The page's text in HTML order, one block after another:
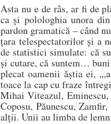
Asta nu e de râs, ar fi de
ca şi polologhia unora
pardon gramatică – când
ţara telespectatorilor şi a
de statistici simulate: că
şi cutare, că suntem…
plecat oamenii ăştia ei,
toace la cap cu fraze
Mihai Viteazul,
Coposu, Păunescu,
alţii. Unii au limba de